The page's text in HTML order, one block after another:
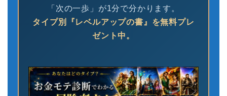
「次の一歩」が1分で分かります。
タイプ別『レベルアップの書』を無料プレ
ゼント中。